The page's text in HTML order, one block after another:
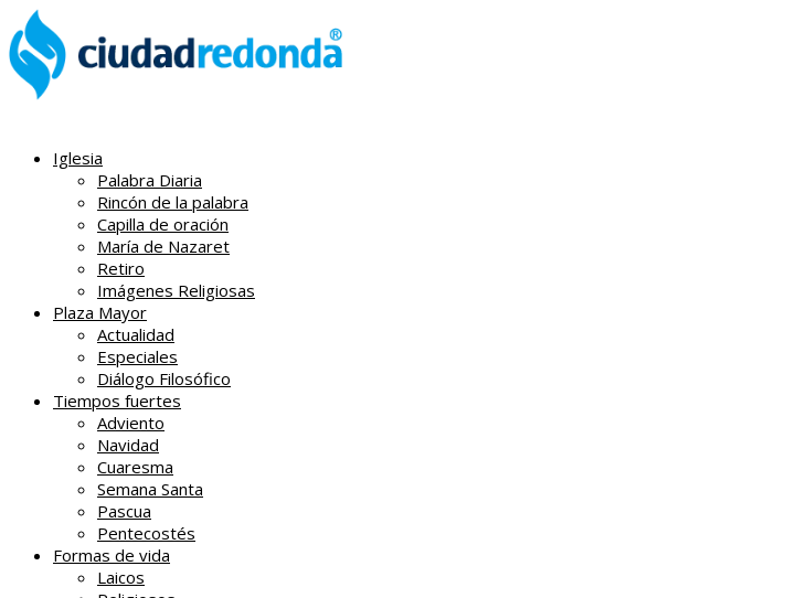
Iglesia
Palabra Diaria
Rincón de la palabra
Capilla de oración
María de Nazaret
Retiro
Imágenes Religiosas
Plaza Mayor
Actualidad
Especiales
Diálogo Filosófico
Tiempos fuertes
Adviento
Navidad
Cuaresma
Semana Santa
Pascua
Pentecostés
Formas de vida
Laicos